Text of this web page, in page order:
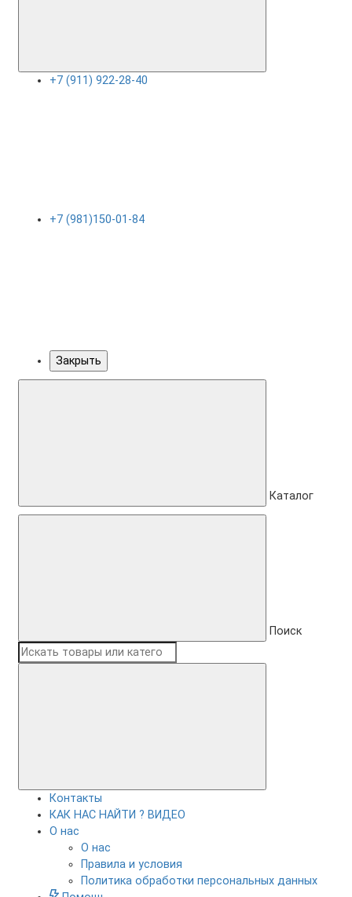
+7 (911) 922-28-40
+7 (981)150-01-84
Закрыть
Каталог
Поиск
Контакты
КАК НАС НАЙТИ ? ВИДЕО
О нас
О нас
Правила и условия
Политика обработки персональных данных